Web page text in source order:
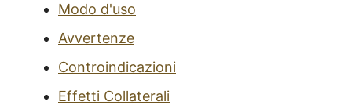
Modo d'uso
Avvertenze
Controindicazioni
Effetti Collaterali